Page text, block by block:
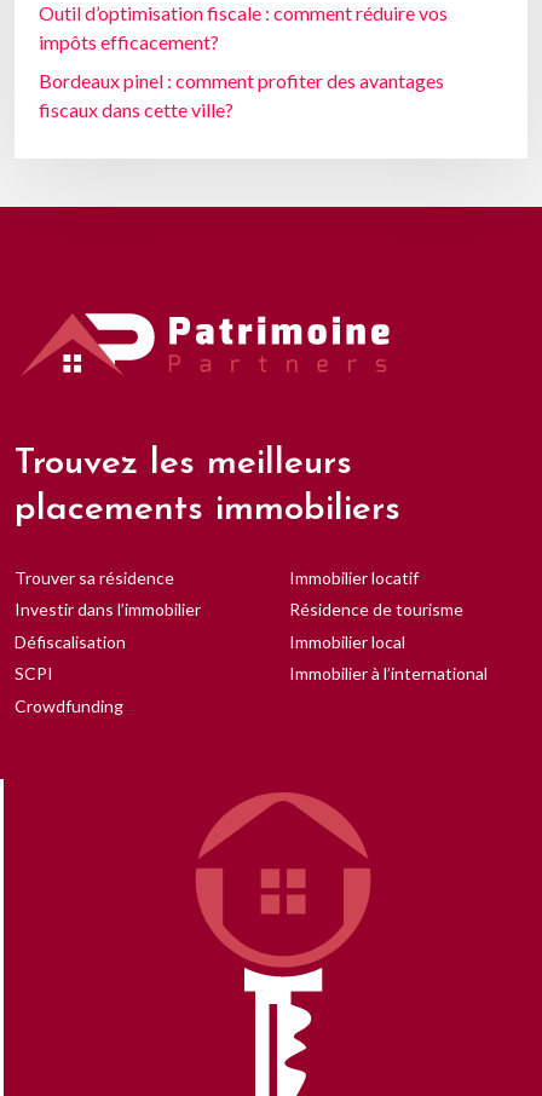
Outil d’optimisation fiscale : comment réduire vos
impôts efficacement?
Bordeaux pinel : comment profiter des avantages
fiscaux dans cette ville?
Trouvez les meilleurs
placements immobiliers
Trouver sa résidence
Investir dans l’immobilier
Défiscalisation
SCPI
Crowdfunding
Immobilier locatif
Résidence de tourisme
Immobilier local
Immobilier à l’international